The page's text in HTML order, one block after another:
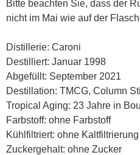
Bitte beachten Sie, dass der
nicht im Mai wie auf der
Distillerie: Caroni
Destilliert: Januar 1998
Abgefüllt: September 2021
Destillation: TMCG, Column
Tropical Aging: 23 Jahre in
Farbstoff: ohne Farbstoff
Kühlfiltriert: ohne Kaltfiltrierung
Zuckergehalt: ohne Zucker